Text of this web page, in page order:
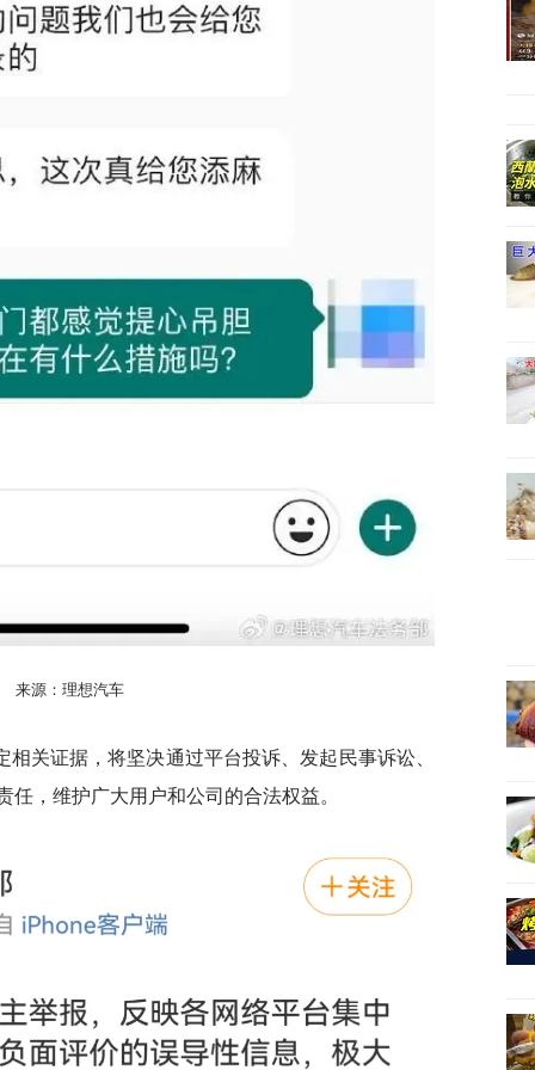
来源：理想汽车
关证据，将坚决通过平台投诉、发起民事诉讼、
，维护广大用户和公司的合法权益。